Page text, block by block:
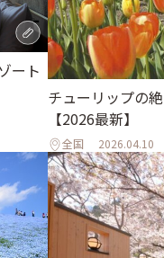
ート
チューリップの
【2026最新】
全国 2026.04.10